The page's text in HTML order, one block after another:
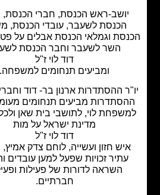
יושב-ראש הכנסת, חברי הכנסת, חברי
הכנסת לשעבר, עובדי הכנסת, משמר
וגמלאי הכנסת אבלים על פטירתו של
השר לשעבר וחבר הכנסת לשעבר
דוד לוי ז"ל
ומביעים תנחומים למשפחה.
ההסתדרות ארנון בר- דוד וחברי הנהגת
מביעים תנחומים מעומק הלב
לוי, לתושבי בית שאן ולכל אזרחי
מדינת ישראל על מות
דוד לוי ז"ל
חזון ועשייה, לוחם צדק אמיץ, מנהיג
עתיר זכויות שפעל למען עובדים והעניק
השראה לדורות של פעילות ופעילים
חברתיים.